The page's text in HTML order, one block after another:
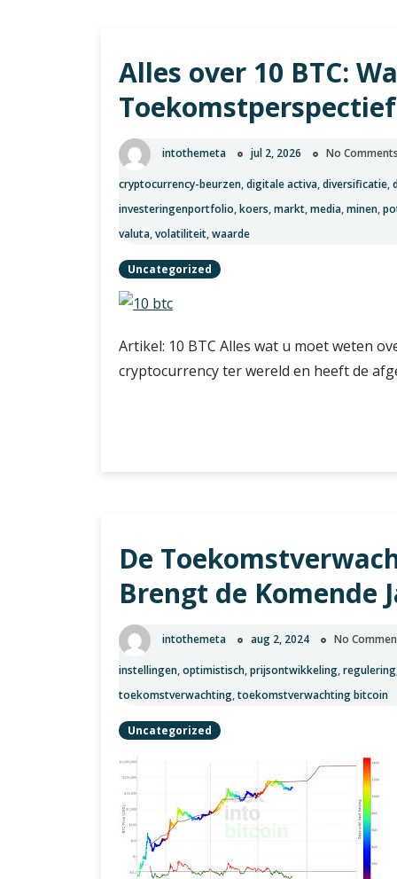
Alles over 10 BTC:
Toekomstperspectief
intothemeta jul 2, 2026 No Comments
cryptocurrency-beurzen,digitale activa,diversificatie,
investeringenportfolio,koers,markt,media,minen,
valuta,volatiliteit,waarde
Uncategorized
Artikel: 10 BTC Alles wat u moet weten
cryptocurrency ter wereld en heeft de
en
Toekomstperspectief
De
Brengt de Komende
intothemeta aug 2, 2024 No
instellingen,optimistisch,prijsontwikkeling,regulering
toekomstverwachting,toekomstverwachting bitcoin
Uncategorized